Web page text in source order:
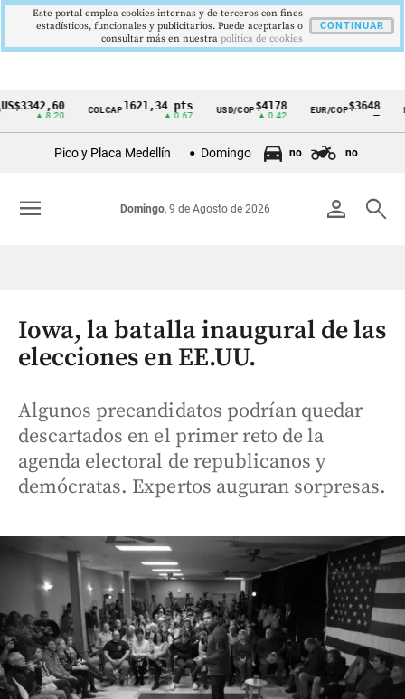
Cintillo
Colombia
COLCAP1621,34 pts USD/COP$4178
▲ 0.42
EUR/COP$3648
—
Pico y Placa Medellín Domingo no no
person search
Domingo, 9 de Agosto de 2026
menu
Iowa, la batalla inaugural de las
elecciones en EE.UU.
Algunos precandidatos podrían quedar
descartados en el primer reto de la
agenda electoral de republicanos y
demócratas. Expertos auguran sorpresas.
Este portal emplea cookies internas y de terceros con fines
estadísticos, funcionales y publicitarios. Puede aceptarlas o
consultar más en nuestra politica de cookies
CONTINUAR